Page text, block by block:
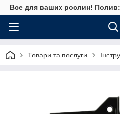
Все для ваших рослин! Полив:
Товари та послуги